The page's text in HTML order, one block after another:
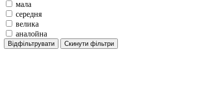
мала
середня
велика
аналойна
Відфільтрувати Скинути фільтри